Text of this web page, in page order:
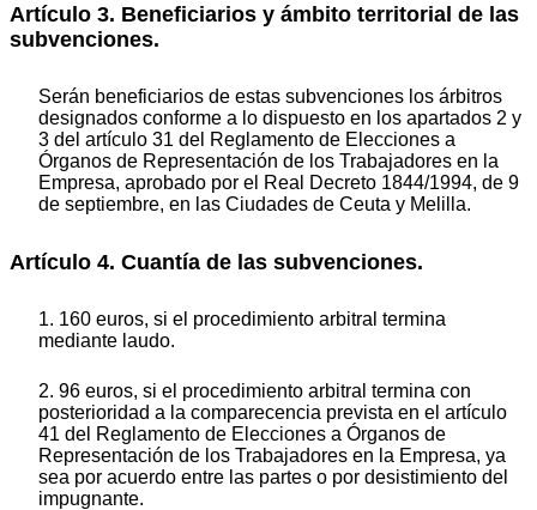
Artículo 3. Beneficiarios y ámbito territorial de las
subvenciones.
Serán beneficiarios de estas subvenciones los árbitros
designados conforme a lo dispuesto en los apartados 2 y
3 del artículo 31 del Reglamento de Elecciones a
Órganos de Representación de los Trabajadores en la
Empresa, aprobado por el Real Decreto 1844/1994, de 9
de septiembre, en las Ciudades de Ceuta y Melilla.
Artículo 4. Cuantía de las subvenciones.
1. 160 euros, si el procedimiento arbitral termina
mediante laudo.
2. 96 euros, si el procedimiento arbitral termina con
posterioridad a la comparecencia prevista en el artículo
41 del Reglamento de Elecciones a Órganos de
Representación de los Trabajadores en la Empresa, ya
sea por acuerdo entre las partes o por desistimiento del
impugnante.